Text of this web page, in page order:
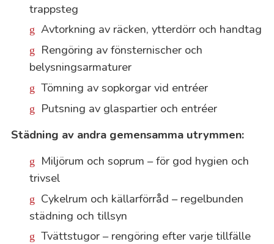
trappsteg
Avtorkning av räcken, ytterdörr och handtag
Rengöring av fönsternischer och
belysningsarmaturer
Tömning av sopkorgar vid entréer
Putsning av glaspartier och entréer
Städning av andra gemensamma utrymmen:
Miljörum och soprum – för god hygien och
trivsel
Cykelrum och källarförråd – regelbunden
städning och tillsyn
Tvättstugor – rengöring efter varje tillfälle